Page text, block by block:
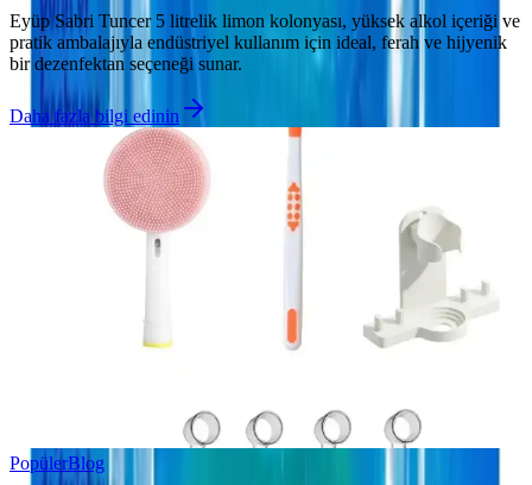
Eyüp Sabri Tuncer 5 litrelik limon kolonyası, yüksek alkol içeriği ve
pratik ambalajıyla endüstriyel kullanım için ideal, ferah ve hijyenik
bir dezenfektan seçeneği sunar.
Daha fazla bilgi edinin
PopülerBlog